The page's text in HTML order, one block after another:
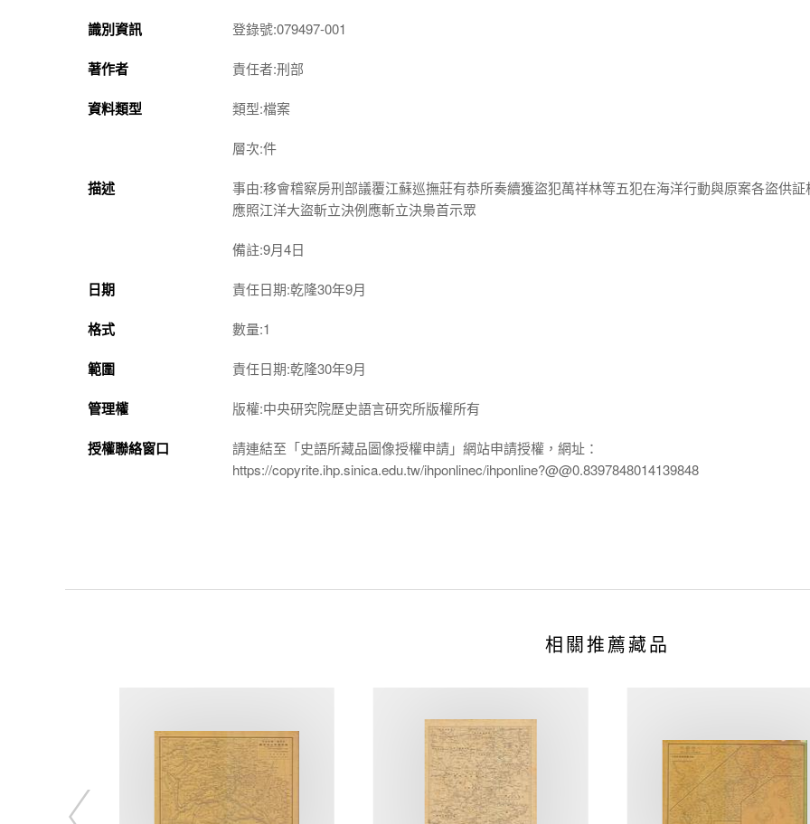
識別資訊 登錄號:079497-001
著作者 責任者:刑部
資料類型 類型:檔案
層次:件
描述
事由:移會稽察房刑部議覆江蘇巡撫莊有恭所奏續獲盜犯萬祥林等五犯在海洋行動與原案各盜供証
應照江洋大盜斬立決例應斬立決梟首示眾
備註:9月4日
日期 責任日期:乾隆30年9月
格式 數量:1
範圍 責任日期:乾隆30年9月
管理權 版權:中央研究院歷史語言研究所版權所有
授權聯絡窗口
請連結至「史語所藏品圖像授權申請」網站申請授權，網址：
https://copyrite.ihp.sinica.edu.tw/ihponlinec/ihponline?@@0.8397848014139848
相關推薦藏品